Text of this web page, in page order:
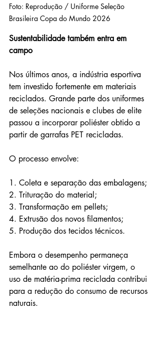
Foto: Reprodução / Uniforme Seleção
Brasileira Copa do Mundo 2026
Sustentabilidade também entra em
campo
Nos últimos anos, a indústria esportiva
tem investido fortemente em materiais
reciclados. Grande parte dos uniformes
de seleções nacionais e clubes de elite
passou a incorporar poliéster obtido a
partir de garrafas PET recicladas.
O processo envolve:
1. Coleta e separação das embalagens;
2. Trituração do material;
3. Transformação em pellets;
4. Extrusão dos novos filamentos;
5. Produção dos tecidos técnicos.
Embora o desempenho permaneça
semelhante ao do poliéster virgem, o
uso de matéria-prima reciclada contribui
para a redução do consumo de recursos
naturais.